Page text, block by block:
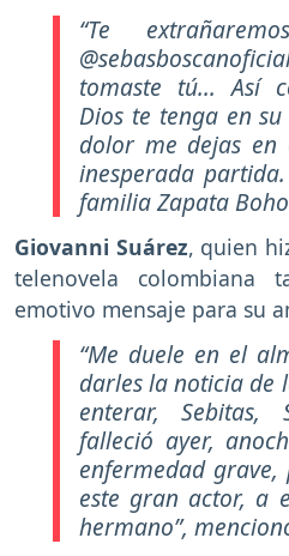
“Te
tomaste tú... Así
Dios te tenga en
dolor me dejas
inesperada
familia Zapata
Giovanni Suárez, quien
telenovela colombiana
emotivo mensaje para su
“Me duele en el
darles la noticia de
enterar, Sebitas,
falleció ayer,
enfermedad
este gran actor, a
hermano”,